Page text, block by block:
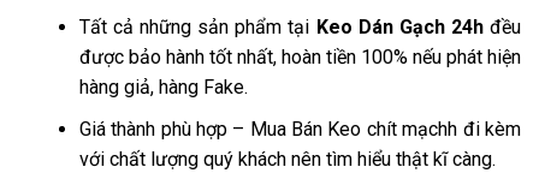
Tất cả những sản phẩm tại Keo Dán Gạch 24hđều
được bảo hành tốt nhất, hoàn tiền 100% nếu phát hiện
hàng giả, hàng Fake.
Giá thành phù hợp – Mua Bán Keo chít mạchh đi kèm
với chất lượng quý khách nên tìm hiểu thật kĩ càng.